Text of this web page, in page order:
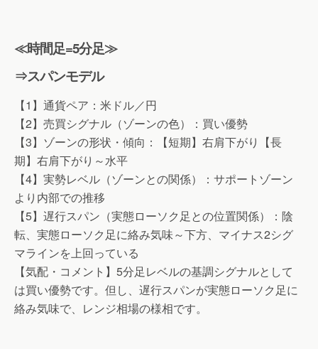
≪時間足=5分足≫
⇒スパンモデル
【1】通貨ペア：米ドル／円
【2】売買シグナル（ゾーンの色）：買い優勢
【3】ゾーンの形状・傾向：【短期】右肩下がり【長
期】右肩下がり～水平
【4】実勢レベル（ゾーンとの関係）：サポートゾーン
より内部での推移
【5】遅行スパン（実態ローソク足との位置関係）：陰
転、実態ローソク足に絡み気味～下方、マイナス2シグ
マラインを上回っている
【気配・コメント】5分足レベルの基調シグナルとして
は買い優勢です。但し、遅行スパンが実態ローソク足に
絡み気味で、レンジ相場の様相です。